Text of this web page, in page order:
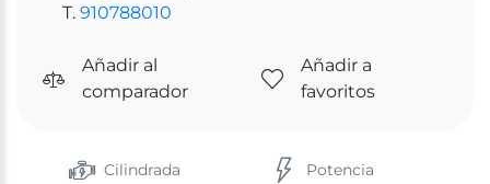
T. 910788010
Añadir al
comparador
Añadir a
favoritos
Cilindrada Potencia